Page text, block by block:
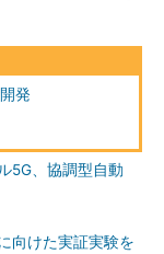
発
5G、協調型自動
向けた実証実験を